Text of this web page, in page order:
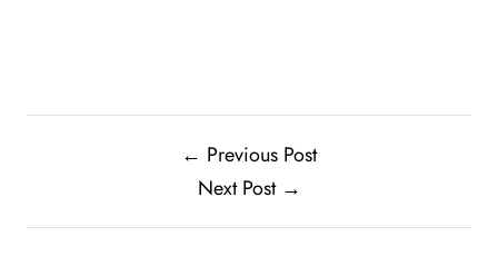
← Previous Post
Next Post →